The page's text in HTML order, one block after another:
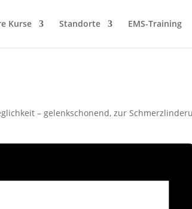
Kurse Standorte EMS-Training
– gelenkschonend, zur